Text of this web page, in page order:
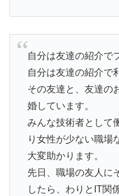
自分は友達の紹介で
自分は友達の紹介で
その友達と、友達の
婚しています。
みんな技術者として
り女性が少ない職場
大変助かります。
先日、職場の友人に
したら、わりとIT関